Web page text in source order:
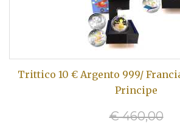
Trittico 10 € Argento 999/
Principe
€ 460,00